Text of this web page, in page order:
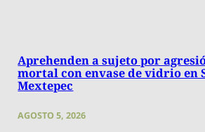
Aprehenden a sujeto por
mortal con envase de vidrio en
Mextepec
AGOSTO 5, 2026